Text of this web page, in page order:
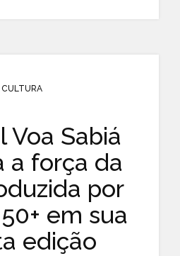
CULTURA
Voa Sabiá
a força da
por
em sua
edição